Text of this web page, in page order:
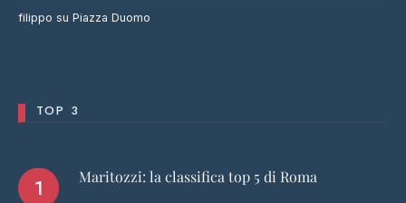
filippo su Piazza Duomo
TOP 3
Maritozzi: la classifica top 5 di Roma